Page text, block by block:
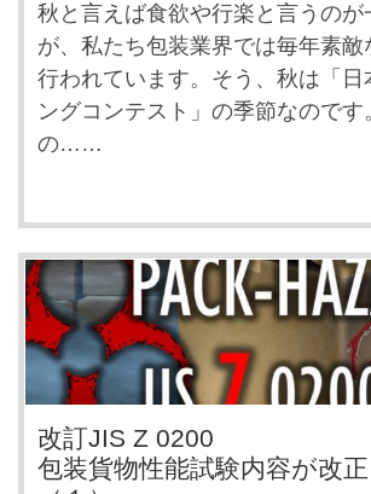
秋と言えば食欲や行楽と言うのが
が、私たち包装業界では毎年素敵
行われています。そう、秋は「日
ングコンテスト」の季節なのです
の……
改訂JIS Z 0200
包装貨物性能試験内容が改